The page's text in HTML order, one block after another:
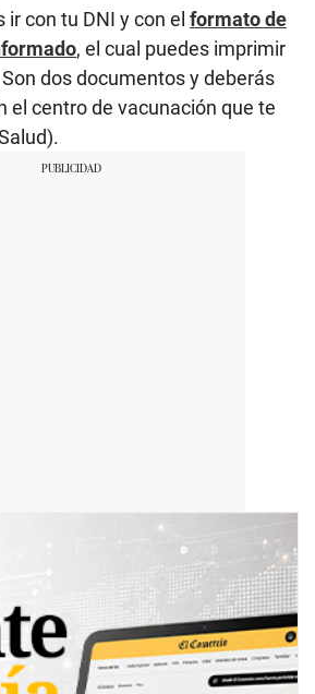
con tu DNI y con el formato de
, el cual puedes imprimir
dos documentos y deberás
el centro de vacunación que te